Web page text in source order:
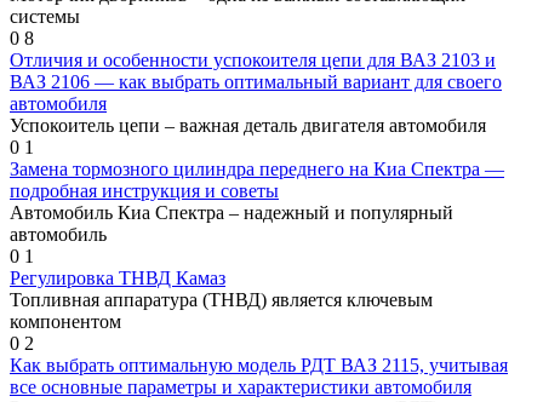
системы
0 8
Отличия и особенности успокоителя цепи для ВАЗ 2103 и
ВАЗ 2106 — как выбрать оптимальный вариант для своего
автомобиля
Успокоитель цепи – важная деталь двигателя автомобиля
0 1
Замена тормозного цилиндра переднего на Киа Спектра —
подробная инструкция и советы
Автомобиль Киа Спектра – надежный и популярный
автомобиль
0 1
Регулировка ТНВД Камаз
Топливная аппаратура (ТНВД) является ключевым
компонентом
0 2
Как выбрать оптимальную модель РДТ ВАЗ 2115, учитывая
все основные параметры и характеристики автомобиля